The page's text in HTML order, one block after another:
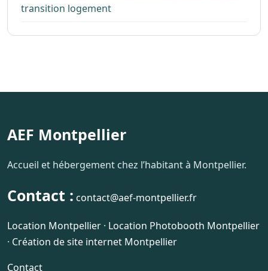
transition logement
AEF Montpellier
Accueil et hébergement chez l’habitant à Montpellier.
Contact : contact@aef-montpellier.fr
Location Montpellier · Location Photobooth Montpellier
· Création de site internet Montpellier
Contact